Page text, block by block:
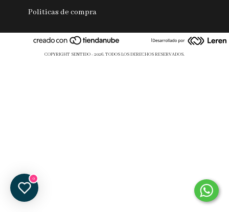
Politicas de compra
COPYRIGHT SENTIDO - 2026. TODOS LOS DERECHOS RESERVADOS.
0